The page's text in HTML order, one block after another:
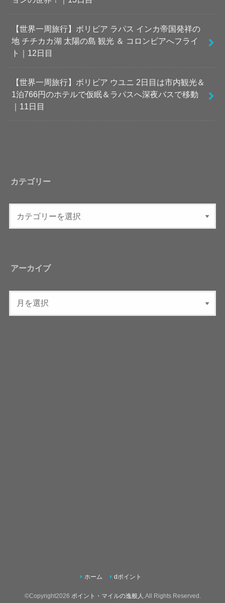
【世界一周旅行】ボリビア ラパス インカ帝国発祥の
地 チチカカ湖 太陽の島 観光 ＆ コロンビアへフライ
ト｜12日目
【世界一周旅行】ボリビア ウユニ 2日目は市内観光＆
1泊766円のホテルで仮眠＆ラパスへ深夜バスで移動
｜11日目
カテゴリー
アーカイブ
ホーム dポイント
©Copyright2026 ポイント・マイルの逸般人 .All Rights Reserved.